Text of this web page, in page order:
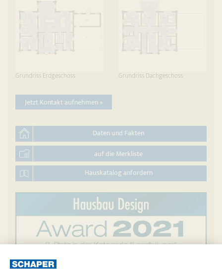
Grundriss Erdgeschoss Grundriss Dachgeschoss
Jetzt Kontakt aufnehmen »
Daten und Fakten
auf die Merkliste
Hauskatalog anfordern